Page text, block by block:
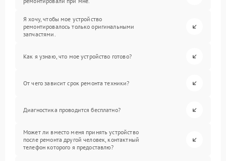
Я хочу, чтобы мое устройство
ремонтировалось только оригинальными
запчастями.
Как я узнаю, что мое устройство готово?
От чего зависит срок ремонта техники?
Диагностика проводится бесплатно?
Может ли вместо меня принять устройство
после ремонта другой человек, контактный
телефон которого я предоставлю?